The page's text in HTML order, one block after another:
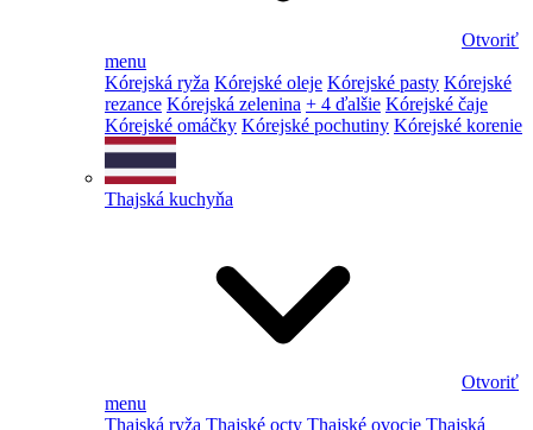
Otvoriť
menu
Kórejská ryža Kórejské oleje Kórejské pasty Kórejské
rezance Kórejská zelenina + 4 ďalšie Kórejské čaje
Kórejské omáčky Kórejské pochutiny Kórejské korenie
Thajská kuchyňa
Otvoriť
menu
Thajská ryža Thajské octy Thajské ovocie Thajská